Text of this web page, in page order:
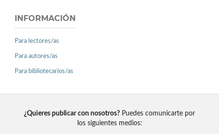
INFORMACIÓN
Para lectores/as
Para autores/as
Para bibliotecarios/as
¿Quieres publicar con nosotros? Puedes comunicarte por
los siguientes medios: